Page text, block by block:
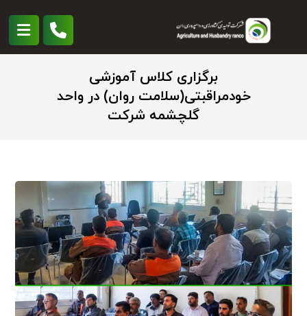
برگزاری کلاس آموزشی
خودمراقبتی(سلامت روان) در واحد
گلچشمه شرکت